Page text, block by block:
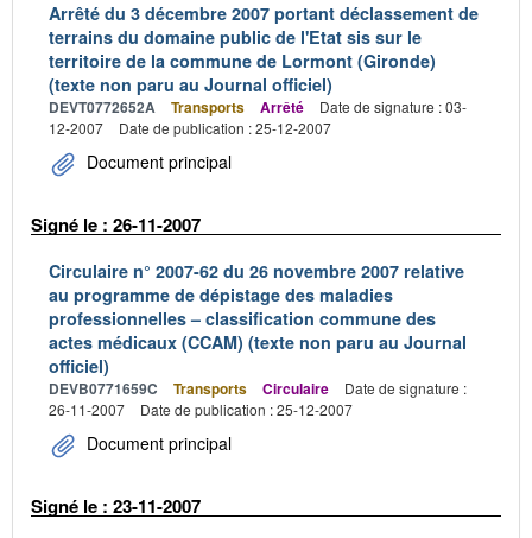
Arrêté du 3 décembre 2007 portant déclassement de
terrains du domaine public de l'Etat sis sur le
territoire de la commune de Lormont (Gironde)
(texte non paru au Journal officiel)
DEVT0772652A Transports Arrêté
Date de signature : 03-
12-2007
Date de publication : 25-12-2007
Document principal
Signé le : 26-11-2007
Circulaire n° 2007-62 du 26 novembre 2007 relative
au programme de dépistage des maladies
professionnelles – classification commune des
actes médicaux (CCAM) (texte non paru au Journal
officiel)
DEVB0771659C Transports Circulaire
Date de signature :
26-11-2007
Date de publication : 25-12-2007
Document principal
Signé le : 23-11-2007